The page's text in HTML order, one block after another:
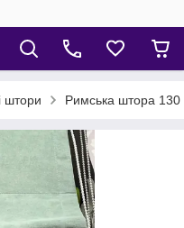
штори Римська штора